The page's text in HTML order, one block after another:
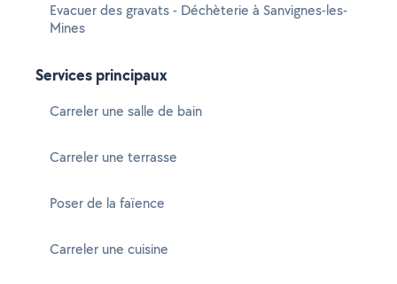
Evacuer des gravats - Déchèterie à Sanvignes-les-
Mines
Services principaux
Carreler une salle de bain
Carreler une terrasse
Poser de la faïence
Carreler une cuisine